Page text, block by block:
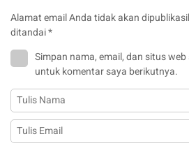
Alamat email Anda tidak akan
ditandai*
Simpan nama, email, dan situs
untuk komentar saya berikutnya.